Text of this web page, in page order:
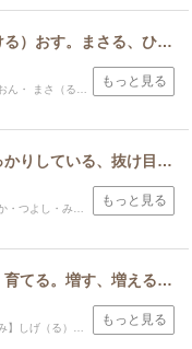
（動物や植物の性別における）おす。まさる、ひいでる、すぐれる。優れた人。強い、雄々しい、いさましい。勝つ、勝ち。強さ。勢いがあること、盛ん。
たか・たけ・たけし・のり・よし
もっと見る
けん、かたい。頑丈、しっかりしている、抜け目がない、自分本位、ガチの語源がっちり。
・かき・かた・かたし
もっと見る
しげる、成長する。育つ、育てる。増す、増える、増加する。ますます、いよいよ。うるおう、うるおす、養分を与える。うまい、味がよい、栄養がある。うまみ。
しげし・しげる・ふさ・ます
もっと見る